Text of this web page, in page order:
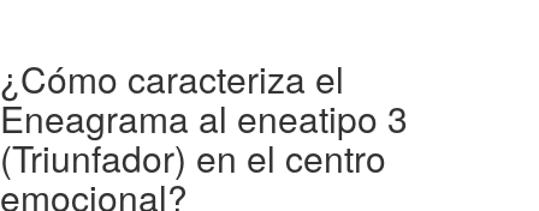
¿Cómo caracteriza el
Eneagrama al eneatipo 3
(Triunfador) en el centro
emocional?